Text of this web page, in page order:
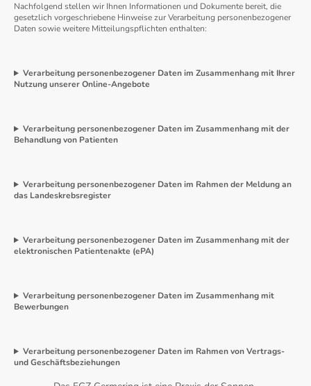
Nachfolgend stellen wir Ihnen Informationen und Dokumente bereit, die
gesetzlich vorgeschriebene Hinweise zur Verarbeitung personenbezogener
Daten sowie weitere Mitteilungspflichten enthalten:
Verarbeitung personenbezogener Daten im Zusammenhang mit Ihrer
Nutzung unserer Online-Angebote
Verarbeitung personenbezogener Daten im Zusammenhang mit der
Behandlung von Patienten
Verarbeitung personenbezogener Daten im Rahmen der Meldung an
das Landeskrebsregister
Verarbeitung personenbezogener Daten im Zusammenhang mit der
elektronischen Patientenakte (ePA)
Verarbeitung personenbezogener Daten im Zusammenhang mit
Bewerbungen
Verarbeitung personenbezogener Daten im Rahmen von Vertrags-
und Geschäftsbeziehungen